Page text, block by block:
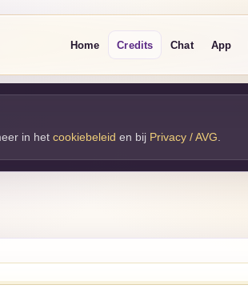
Home Credits Chat App
in het cookiebeleid en bij Privacy / AVG